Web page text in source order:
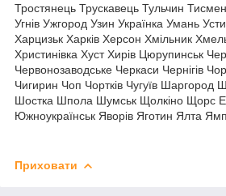
Тростянець Трускавець Тульчин
Угнів Ужгород Узин Українка Умань
Харцизьк Харків Херсон Хмільник
Христинівка Хуст Хирів Цюрупинськ
Червонозаводське Черкаси Чернігів
Чигирин Чоп Чортків Чугуїв Шаргород
Шостка Шпола Шумськ Щолкіно Щорс
Южноукраїнськ Яворів Яготин Ялта
Приховати